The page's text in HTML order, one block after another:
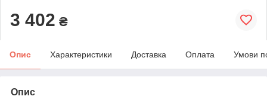
3 402 ₴
Опис Характеристики Доставка Оплата Умови
Опис